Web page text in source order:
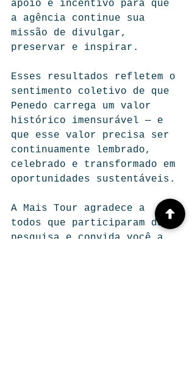
apoio e incentivo para que
a agência continue sua
missão de divulgar,
preservar e inspirar.
Esses resultados refletem o
sentimento coletivo de que
Penedo carrega um valor
histórico imensurável — e
que esse valor precisa ser
continuamente lembrado,
celebrado e transformado em
oportunidades sustentáveis.
A Mais Tour agradece a
todos que participaram da
pesquisa e convida você a